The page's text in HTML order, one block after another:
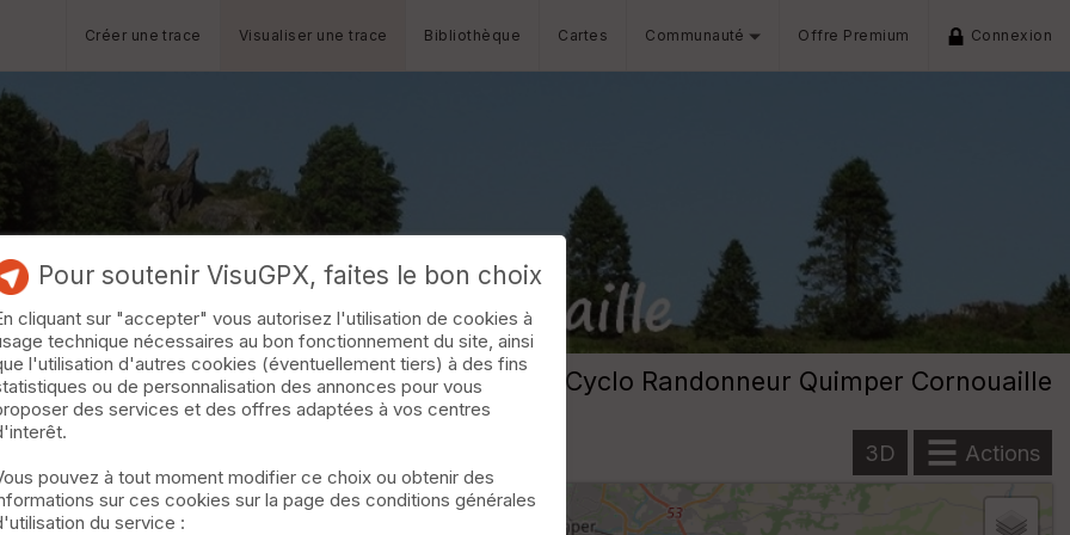
Créer une trace Visualiser une trace Bibliothèque Cartes Communauté Offre Premium Connexion
Cyclo Randonneur Quimper Cornouaille
pont l'abbé
Actions
3D
Pour soutenir VisuGPX, faites le bon choix
cliquant sur "accepter" vous autorisez l'utilisation de cookies à
technique nécessaires au bon fonctionnement du site, ainsi
l'utilisation d'autres cookies (éventuellement tiers) à des fins
ou de personnalisation des annonces pour vous
des services et des offres adaptées à vos centres
pouvez à tout moment modifier ce choix ou obtenir des
sur ces cookies sur la page des conditions générales
du service :